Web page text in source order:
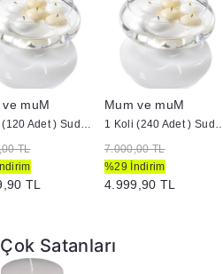
ve muM
1 Koli (120 Adet ) Suda Yüzen Mum
TL
TL
Mum ve muM
1 Koli (240 Adet )
7.000,00 TL
%29 İndirim
4.999,90 TL
Satanları